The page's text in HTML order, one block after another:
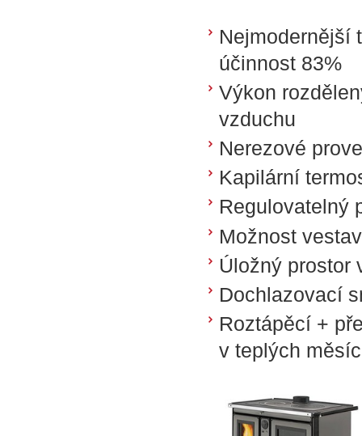
Nejmodernější
účinnost 83%
Výkon
vzduchu
Nerezové
Kapilární
Regulovatelný
Možnost
Úložný prostor
Dochlazovací
Roztápěcí +
v teplých